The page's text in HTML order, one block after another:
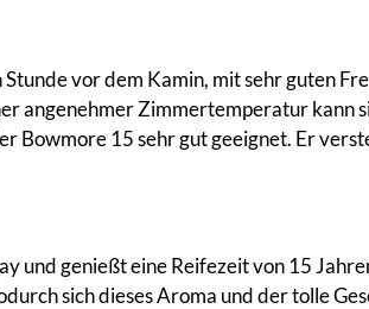
vor dem Kamin, mit sehr guten
angenehmer Zimmertemperatur
Bowmore 15 sehr gut geeignet. Er
und genießt eine Reifezeit von 15
sich dieses Aroma und der tolle